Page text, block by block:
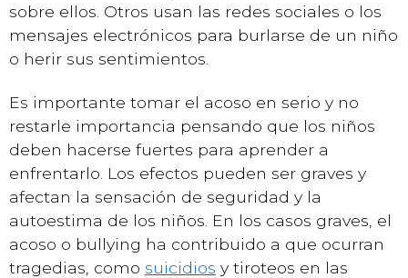
sobre ellos. Otros usan las redes sociales o los
mensajes electrónicos para burlarse de un niño
o herir sus sentimientos.
Es importante tomar el acoso en serio y no
restarle importancia pensando que los niños
deben hacerse fuertes para aprender a
enfrentarlo. Los efectos pueden ser graves y
afectan la sensación de seguridad y la
autoestima de los niños. En los casos graves, el
acoso o bullying ha contribuido a que ocurran
tragedias, como suicidios y tiroteos en las